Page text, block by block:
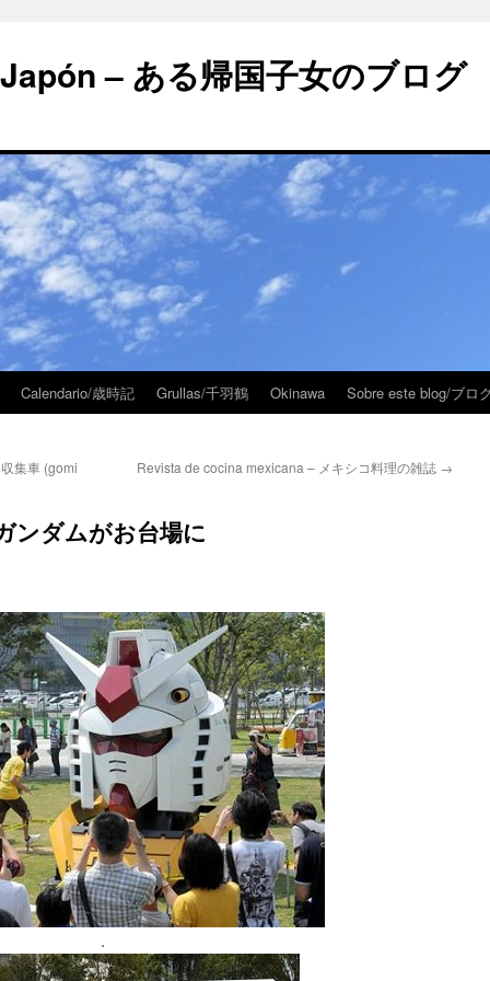
– ある帰国子女のブログ
Calendario/歳時記 Grullas/千羽鶴 Okinawa Sobre este blog/ブロ
集車 (gomi Revista de cocina mexicana – メキシコ料理の雑誌 →
ンダムがお台場に
.